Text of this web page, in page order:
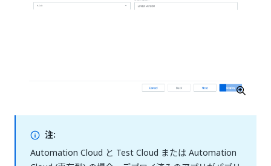
注:
Automation Cloud と Test Cloud または Automation